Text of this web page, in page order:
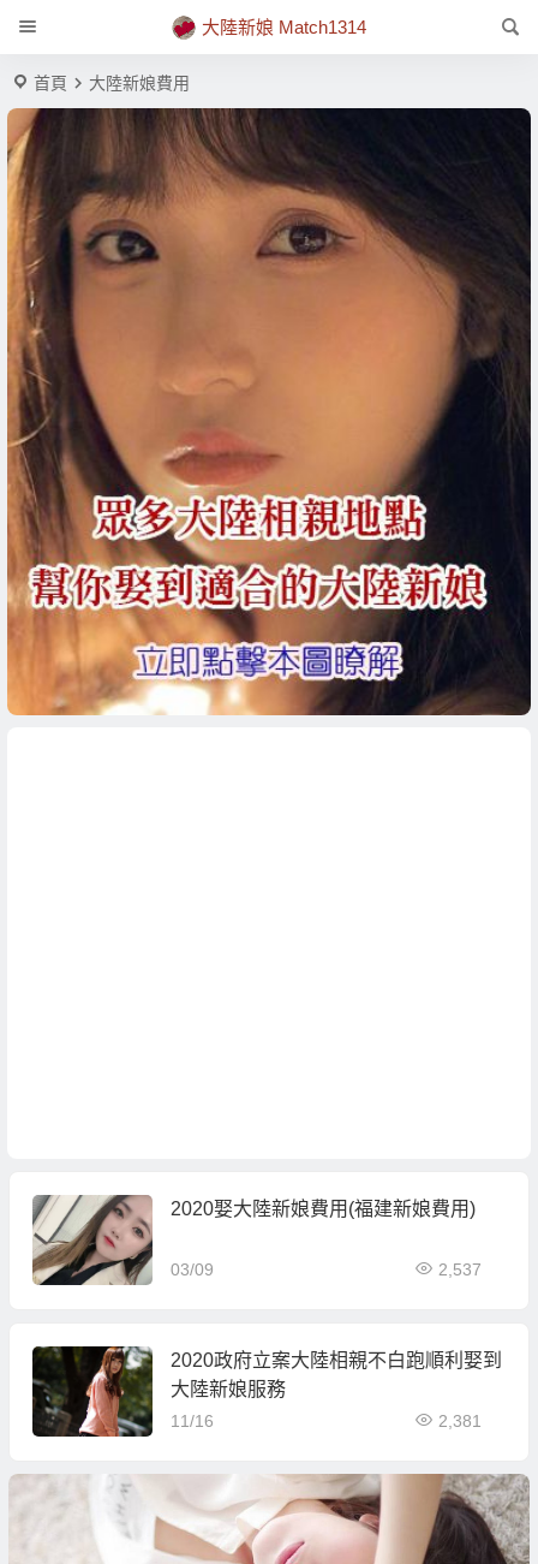
大陸新娘 Match1314
首頁 大陸新娘費用
2020娶大陸新娘費用(福建新娘費用)
03/09 2,537
2020政府立案大陸相親不白跑順利娶到
大陸新娘服務
11/16 2,381